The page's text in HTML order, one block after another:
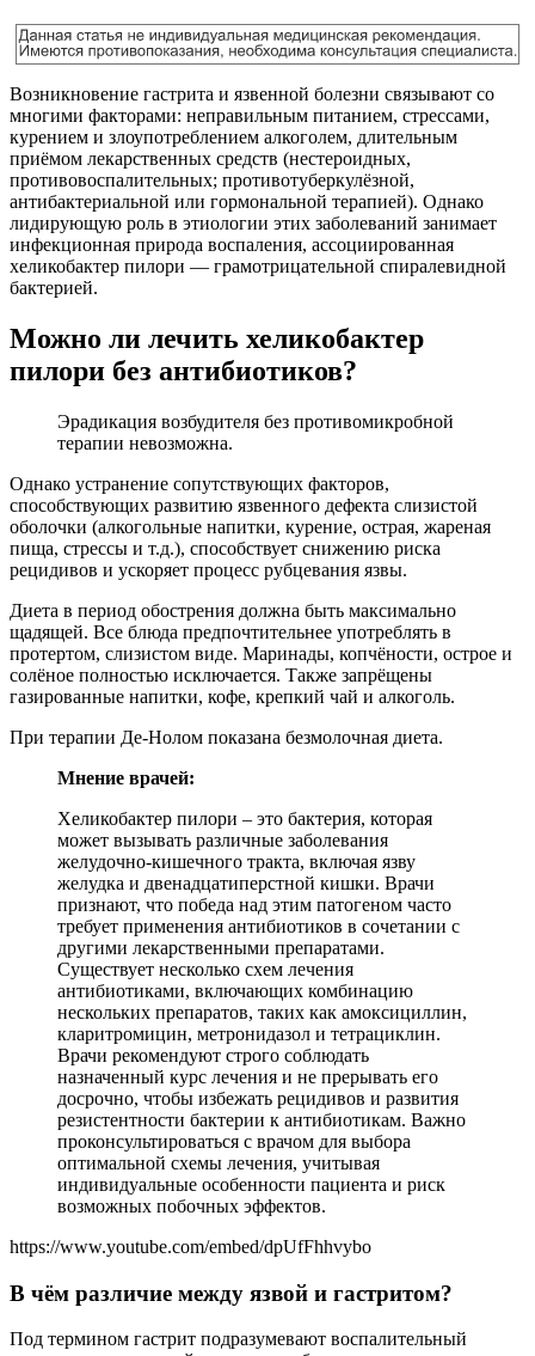
Возникновение гастрита и язвенной болезни связывают со
многими факторами: неправильным питанием, стрессами,
курением и злоупотреблением алкоголем, длительным
приёмом лекарственных средств (нестероидных,
противовоспалительных; противотуберкулёзной,
антибактериальной или гормональной терапией). Однако
лидирующую роль в этиологии этих заболеваний занимает
инфекционная природа воспаления, ассоциированная
хеликобактер пилори — грамотрицательной спиралевидной
бактерией.
Можно ли лечить хеликобактер
пилори без антибиотиков?
Эрадикация возбудителя без противомикробной
терапии невозможна.
Однако устранение сопутствующих факторов,
способствующих развитию язвенного дефекта слизистой
оболочки (алкогольные напитки, курение, острая, жареная
пища, стрессы и т.д.), способствует снижению риска
рецидивов и ускоряет процесс рубцевания язвы.
Диета в период обострения должна быть максимально
щадящей. Все блюда предпочтительнее употреблять в
протертом, слизистом виде. Маринады, копчёности, острое и
солёное полностью исключается. Также запрёщены
газированные напитки, кофе, крепкий чай и алкоголь.
При терапии Де-Нолом показана безмолочная диета.
Мнение врачей:
Хеликобактер пилори – это бактерия, которая
может вызывать различные заболевания
желудочно-кишечного тракта, включая язву
желудка и двенадцатиперстной кишки. Врачи
признают, что победа над этим патогеном часто
требует применения антибиотиков в сочетании с
другими лекарственными препаратами.
Существует несколько схем лечения
антибиотиками, включающих комбинацию
нескольких препаратов, таких как амоксициллин,
кларитромицин, метронидазол и тетрациклин.
Врачи рекомендуют строго соблюдать
назначенный курс лечения и не прерывать его
досрочно, чтобы избежать рецидивов и развития
резистентности бактерии к антибиотикам. Важно
проконсультироваться с врачом для выбора
оптимальной схемы лечения, учитывая
индивидуальные особенности пациента и риск
возможных побочных эффектов.
https://www.youtube.com/embed/dpUfFhhvybo
В чём различие между язвой и гастритом?
Под термином гастрит подразумевают воспалительный